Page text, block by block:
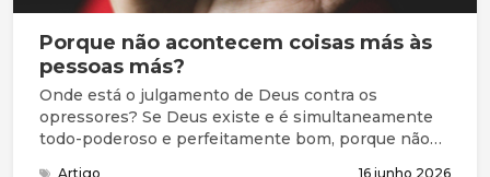
realizadas.
Porque não acontecem coisas más às
pessoas más?
Onde está o julgamento de Deus contra os
opressores? Se Deus existe e é simultaneamente
todo-poderoso e perfeitamente bom, porque não
Artigo 16 junho 2026